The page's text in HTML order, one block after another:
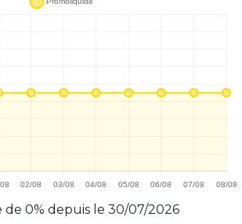
chargement USB-C n'est pas inclus, ce qui
de 0% depuis le 30/07/2026